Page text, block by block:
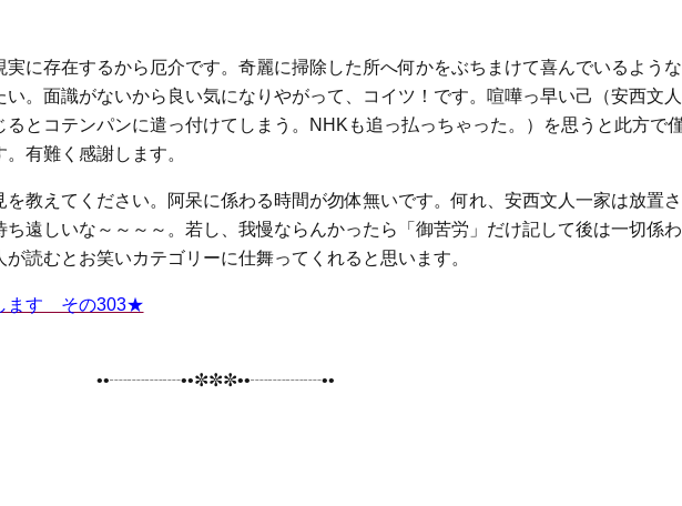
に存在するから厄介です。奇麗に掃除した所へ何かをぶちまけて喜んでいるような
。面識がないから良い気になりやがって、コイツ！です。喧嘩っ早い己（安西文人
とコテンパンに遣っ付けてしまう。NHKも追っ払っちゃった。）を思うと此方で
有難く感謝します。
教えてください。阿呆に係わる時間が勿体無いです。何れ、安西文人一家は放置さ
遠しいな～～～～。若し、我慢ならんかったら「御苦労」だけ記して後は一切係わ
読むとお笑いカテゴリーに仕舞ってくれると思います。
ます その303★
••┈┈┈┈••✼✼✼••┈┈┈┈••